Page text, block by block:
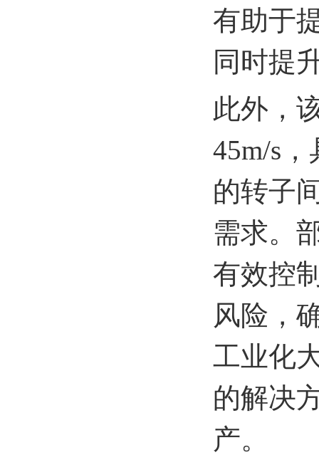
有助于
同时提
此外，
45m/s
的转子
需求。
有效控
风险，
工业化
的解决
产。